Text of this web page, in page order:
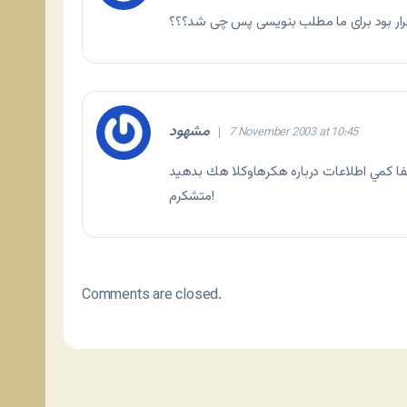
بود برای ما مطلب بنویسی پس چی شد؟؟؟
مشهود 7 November 2003 at 10:45
متشكرم!
Comments are closed.